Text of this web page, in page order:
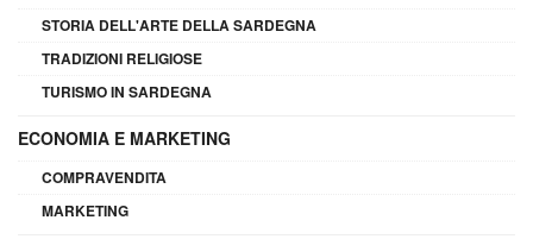
STORIA DELL'ARTE DELLA SARDEGNA
TRADIZIONI RELIGIOSE
TURISMO IN SARDEGNA
ECONOMIA E MARKETING
COMPRAVENDITA
MARKETING